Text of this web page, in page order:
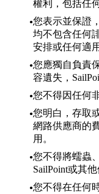
權利，包括任
您表示並保證
均不包含任何
安排或任何適
您應獨自負責
容遺失，
您不得因任何
您明白，存取
網路供應商的
用。
您不得將蠕蟲
SailPoint或其
您不得在任何